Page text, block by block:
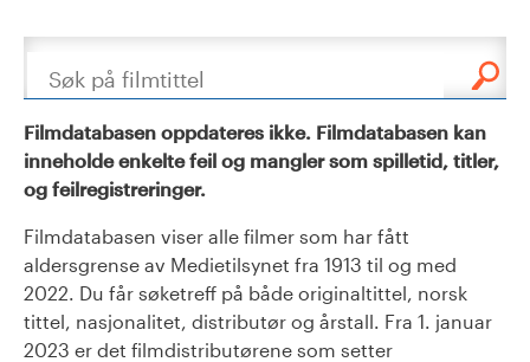
Søk
Filmdatabasen oppdateres ikke. Filmdatabasen kan
inneholde enkelte feil og mangler som spilletid, titler,
og feilregistreringer.
Filmdatabasen viser alle filmer som har fått
aldersgrense av Medietilsynet fra 1913 til og med
2022. Du får søketreff på både originaltittel, norsk
tittel, nasjonalitet, distributør og årstall. Fra 1. januar
2023 er det filmdistributørene som setter